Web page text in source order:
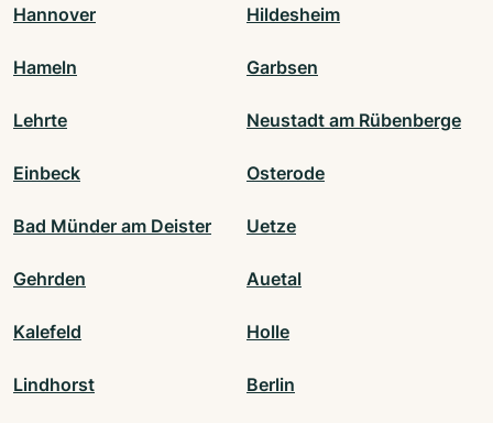
Hannover Hildesheim
Hameln Garbsen
Lehrte Neustadt am Rübenberge
Einbeck Osterode
Bad Münder am Deister Uetze
Gehrden Auetal
Kalefeld Holle
Lindhorst Berlin